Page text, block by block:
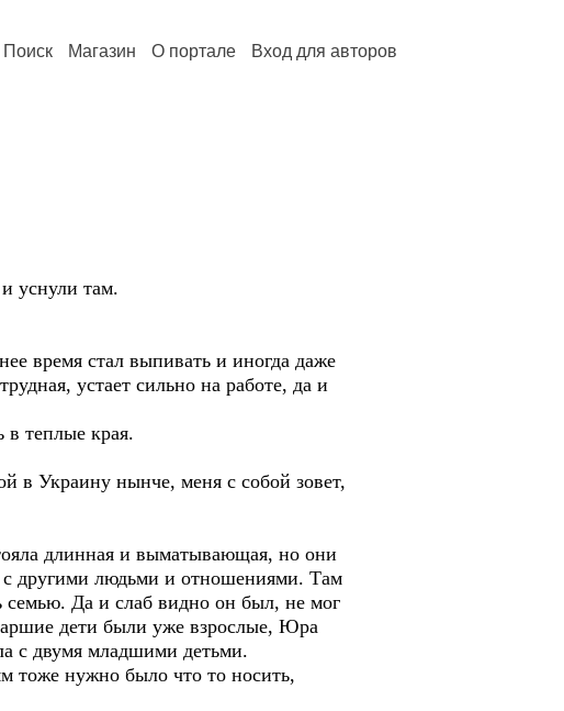
Поиск Магазин О портале Вход для авторов
уснули там.
время стал выпивать и иногда даже
устает сильно на работе, да и
в теплые края.
в Украину нынче, меня с собой зовет,
длинная и выматывающая, но они
с другими людьми и отношениями. Там
семью. Да и слаб видно он был, не мог
дети были уже взрослые, Юра
с двумя младшими детьми.
тоже нужно было что то носить,